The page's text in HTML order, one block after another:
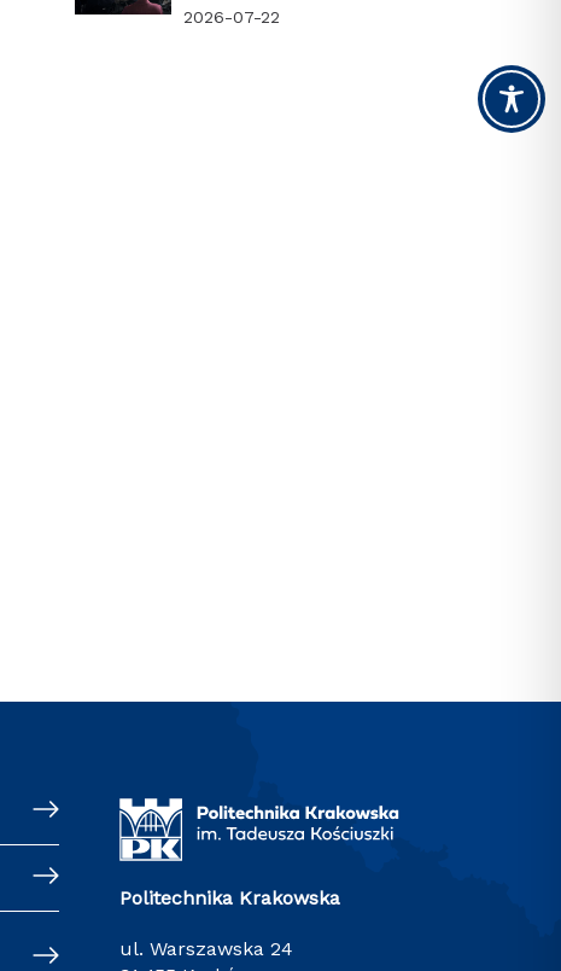
2026-07-22
Politechnika Krakowska
ul. Warszawska 24